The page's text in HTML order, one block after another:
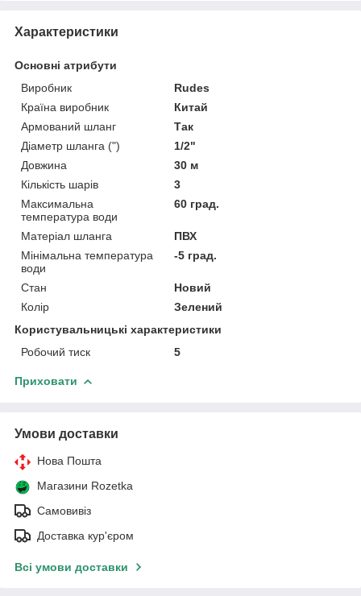
Характеристики
Основні атрибути
Виробник
Rudes
Країна виробник
Китай
Армований шланг
Так
Діаметр шланга (")
1/2"
Довжина
30 м
Кількість шарів
3
Максимальна
температура води
60 град.
Матеріал шланга
ПВХ
Мінімальна температура
води
-5 град.
Стан
Новий
Колір
Зелений
Користувальницькі характеристики
Робочий тиск
5
Приховати
Умови доставки
Нова Пошта
Магазини Rozetka
Самовивіз
Доставка кур'єром
Всі умови доставки